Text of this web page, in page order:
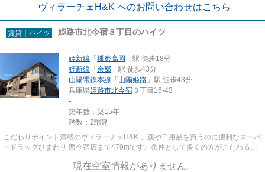
ヴィラーチェH&K へのお問い合わせはこちら
賃貸｜ハイツ 姫路市北今宿３丁目のハイツ
姫新線 「播磨高岡 」駅 徒歩18分
姫新線 「余部 」駅 徒歩43分
山陽電鉄本線 「山陽姫路 」駅 徒歩43分
兵庫県姫路市北今宿 ３丁目16-43
-
築年数：築15年
階数：2階建
こだわりポイント満載のヴィラーチェH&K 。薬や日用品を買うのに便利なスーパ
ードラッグひまわり 西今宿店まで479mです。条件として多くの方がこだわる、
陽当りも良好な物件です。...
現在空室情報がありません。